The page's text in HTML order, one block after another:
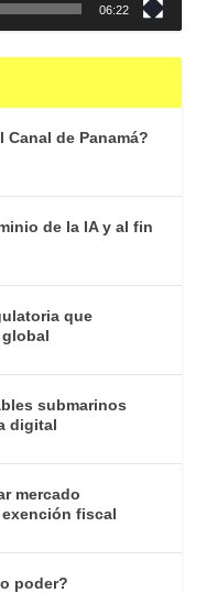
06:22
de Panamá?
de la IA y al fin
que
submarinos
digital
mercado
fiscal
poder?